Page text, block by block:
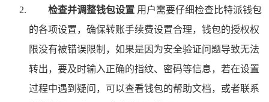
检查并调整钱包设置 用户需要仔细检查比特派钱包
的各项设置，确保转账手续费设置合理，钱包的授权权
限没有被错误限制，如果是因为安全验证问题导致无法
转出，要及时输入正确的指纹、密码等信息，若在设置
过程中遇到疑问，可以查看钱包的帮助文档，或者联系